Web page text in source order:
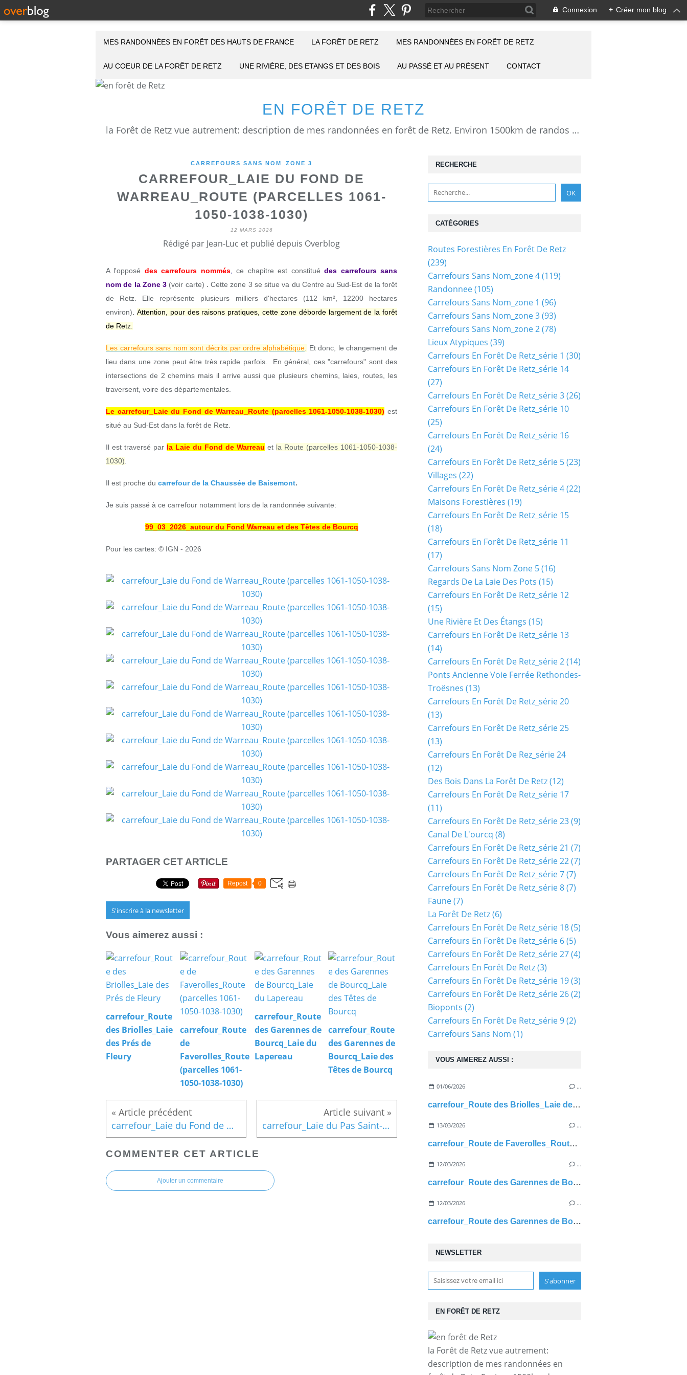
Connexion + Créer mon blog
EN FORÊT DE RETZ
la Forêt de Retz vue autrement: description de mes randonnées en forêt de Retz. Environ 1500km de randos et 25000 photos pour montrer cette forêt magnifique et ses particularités: les lieux atypiques comme la Pierre Clouise, la Cave du Diable, la Pierre Fortière, la Grotte Saint-Antoine ... Mais aussi les 360 carrefours nommés, plus de 100 routes forestières, les étangs, des villages et hameaux
MES RANDONNÉES EN FORÊT DES HAUTS DE FRANCE LA FORÊT DE RETZ MES RANDONNÉES EN FORÊT DE RETZ
AU COEUR DE LA FORÊT DE RETZ UNE RIVIÈRE, DES ETANGS ET DES BOIS AU PASSÉ ET AU PRÉSENT CONTACT
CARREFOURS SANS NOM_ZONE 3
CARREFOUR_LAIE DU FOND DE
WARREAU_ROUTE (PARCELLES 1061-
1050-1038-1030)
12 MARS 2026
Rédigé par Jean-Luc et publié depuis Overblog
A l'opposé des carrefours nommés, ce chapitre est constitué des carrefours sans
nom de la Zone 3 (voir carte) . Cette zone 3 se situe va du Centre au Sud-Est de la forêt
de Retz. Elle représente plusieurs milliers d'hectares (112 km², 12200 hectares
environ)
Attention, pour des raisons pratiques, cette zone déborde largement de la forêt
de Retz.
Les carrefours sans nom sont décrits par ordre alphabétique.
Et donc, le changement de
lieu dans une zone peut être très rapide parfois. En général, ces "carrefours" sont des
intersections de 2 chemins mais il arrive aussi que plusieurs chemins, laies, routes, les
traversent, voire des départementales.
Le carrefour_Laie du Fond de Warreau_Route (parcelles 1061-1050-1038-1030) est
situé au Sud-Est dans la forêt de Retz.
Il est traversé par la Laie du Fond de Warreau et la Route (parcelles 1061-1050-1038-
1030)
Il est proche du carrefour de la Chaussée de Baisemont.
Je suis passé à ce carrefour notamment lors de la randonnée suivante:
99_03_2026_autour du Fond Warreau et des Têtes de Bourcq
Pour les cartes: © IGN - 2026
PARTAGER CET ARTICLE
Repost 0
S'inscrire à la newsletter
Vous aimerez aussi :
carrefour_Route
des Briolles_Laie
des Prés de
Fleury
carrefour_Route
de
Faverolles_Route
(parcelles 1061-
1050-1038-1030)
carrefour_Route
des Garennes de
Bourcq_Laie du
Lapereau
carrefour_Route
des Garennes de
Bourcq_Laie des
Têtes de Bourcq
carrefour_Laie du Fond de Warreau_Laie du Lapereau carrefour_Laie du Pas Saint-Martin_Route (parcelles 1061-1050-1038-1030)
COMMENTER CET ARTICLE
Ajouter un commentaire
NEWSLETTER
RECHERCHE
EN FORÊT DE RETZ
la Forêt de Retz vue autrement:
description de mes randonnées en
VOUS AIMEREZ AUSSI :
01/06/2026 …
carrefour_Route des Briolles_Laie des Prés de Fleury
13/03/2026 …
carrefour_Route de Faverolles_Route (parcelles 1061-1050-1038-1030)
12/03/2026 …
carrefour_Route des Garennes de Bourcq_Laie du Lapereau
12/03/2026 …
carrefour_Route des Garennes de Bourcq_Laie des Têtes de Bourcq
CATÉGORIES
Routes Forestières En Forêt De Retz
(239)
Carrefours Sans Nom_zone 4(119)
Randonnee(105)
Carrefours Sans Nom_zone 1 (96)
Carrefours Sans Nom_zone 3(93)
Carrefours Sans Nom_zone 2(78)
Lieux Atypiques (39)
Carrefours En Forêt De Retz_série 1 (30)
Carrefours En Forêt De Retz_série 14
(27)
Carrefours En Forêt De Retz_série 3(26)
Carrefours En Forêt De Retz_série 10
(25)
Carrefours En Forêt De Retz_série 16
(24)
Carrefours En Forêt De Retz_série 5(23)
Villages (22)
Carrefours En Forêt De Retz_série 4(22)
Maisons Forestières (19)
Carrefours En Forêt De Retz_série 15
(18)
Carrefours En Forêt De Retz_série 11
(17)
Carrefours Sans Nom Zone 5(16)
Regards De La Laie Des Pots (15)
Carrefours En Forêt De Retz_série 12
(15)
Une Rivière Et Des Étangs (15)
Carrefours En Forêt De Retz_série 13
(14)
Carrefours En Forêt De Retz_série 2(14)
Ponts Ancienne Voie Ferrée Rethondes-
Troësnes (13)
Carrefours En Forêt De Retz_série 20
(13)
Carrefours En Forêt De Retz_série 25
(13)
Carrefours En Forêt De Rez_série 24
(12)
Des Bois Dans La Forêt De Retz(12)
Carrefours En Forêt De Retz_série 17
(11)
Carrefours En Forêt De Retz_série 23(9)
Canal De L'ourcq (8)
Carrefours En Forêt De Retz_série 21 (7)
Carrefours En Forêt De Retz_série 22(7)
Carrefours En Forêt De Retz_série 7(7)
Carrefours En Forêt De Retz_série 8(7)
Faune(7)
La Forêt De Retz(6)
Carrefours En Forêt De Retz_série 18(5)
Carrefours En Forêt De Retz_série 6(5)
Carrefours En Forêt De Retz_série 27(4)
Carrefours En Forêt De Retz(3)
Carrefours En Forêt De Retz_série 19(3)
Carrefours En Forêt De Retz_série 26(2)
Bioponts (2)
Carrefours En Forêt De Retz_série 9(2)
Carrefours Sans Nom (1)